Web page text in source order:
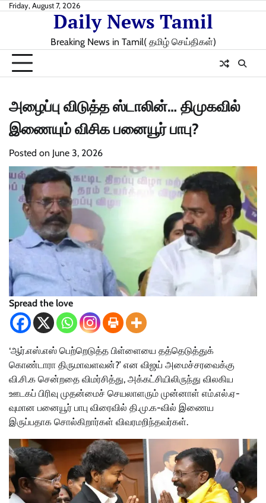
SkipFriday, August 7, 2026
Daily News Tamil
Breaking News in Tamil( தமிழ் செய்திகள்)
அழைப்பு விடுத்த ஸ்டாலின்… திமுகவில்
இணையும் விசிக பனையூர் பாபு?
Posted on June 3, 2026
Spread the love
‘ஆர்.எஸ்.எஸ் பெற்றெடுத்த பிள்ளையை தத்தெடுத்துக்
கொண்டாரா திருமாவளவன்?’ என விஜய் அமைச்சரவைக்கு
வி.சி.க சென்றதை விமர்சித்து, அக்கட்சியிலிருந்து விலகிய
ஊடகப் பிரிவு முதன்மைச் செயலாளரும் முன்னாள் எம்.எல்.ஏ-
வுமான பனையூர் பாபு விரைவில் தி.மு.க-வில் இணைய
இருப்பதாக சொல்கிறார்கள் விவரமறிந்தவர்கள்.